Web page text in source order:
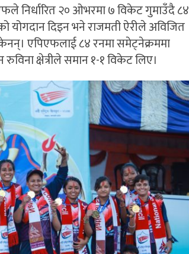
निर्धारित २० ओभरमा ७ विकेट गुमाउँदै ८४
योगदान दिइन भने राजमती ऐरीले अविजित
एपिएफलाई ८४ रनमा समेट्नेक्रममा
रुविना क्षेत्रीले समान १-१ विकेट लिए।